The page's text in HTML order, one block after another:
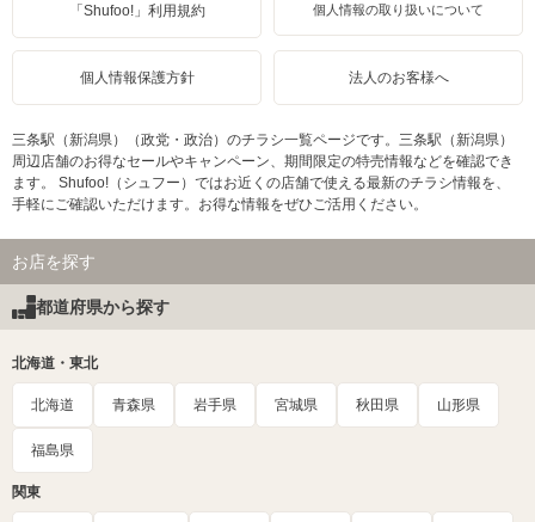
「Shufoo!」利用規約 個人情報の取り扱いについて
個人情報保護方針 法人のお客様へ
三条駅（新潟県）（政党・政治）のチラシ一覧ページです。三条駅（新潟県）
周辺店舗のお得なセールやキャンペーン、期間限定の特売情報などを確認でき
ます。 Shufoo!（シュフー）ではお近くの店舗で使える最新のチラシ情報を、
手軽にご確認いただけます。お得な情報をぜひご活用ください。
お店を探す
都道府県から探す
北海道・東北
北海道 青森県 岩手県 宮城県 秋田県 山形県
福島県
関東